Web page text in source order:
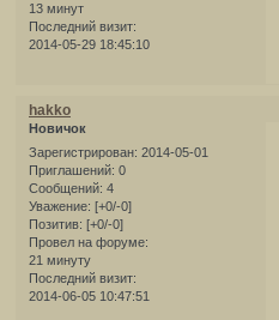
13 минут
Последний визит:
2014-05-29 18:45:10
hakko
Новичок
Зарегистрирован: 2014-05-01
Приглашений: 0
Сообщений: 4
Уважение: [+0/-0]
Позитив: [+0/-0]
Провел на форуме:
21 минуту
Последний визит:
2014-06-05 10:47:51